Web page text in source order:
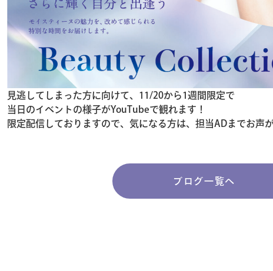
見逃してしまった方に向けて、11/20から1週間限定で
当日のイベントの様子がYouTubeで観れます！
限定配信しておりますので、気になる方は、担当ADまでお声
ブログ一覧へ